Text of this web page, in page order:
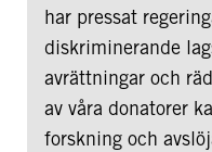
har pressat
diskriminerande
avrättningar och
av våra donatorer
forskning och